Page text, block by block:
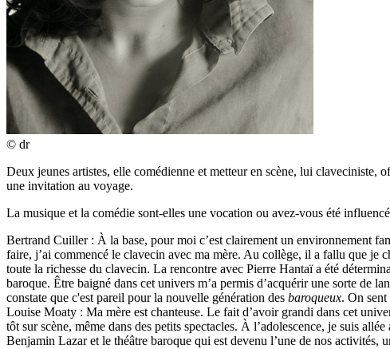
© dr
Deux jeunes artistes, elle comédienne et metteur en scène, lui claveciniste,
une invitation au voyage.
La musique et la comédie sont-elles une vocation ou avez-vous été
Bertrand Cuiller : À la base, pour moi c’est clairement un environnement
faire, j’ai commencé le clavecin avec ma mère. Au collège, il a fallu que je
toute la richesse du clavecin. La rencontre avec Pierre Hantaï a été
baroque. Être baigné dans cet univers m’a permis d’acquérir une sorte de
constate que c'est pareil pour la nouvelle génération des baroqueux. On
Louise Moaty : Ma mère est chanteuse. Le fait d’avoir grandi dans cet
tôt sur scène, même dans des petits spectacles. À l’adolescence, je suis
Benjamin Lazar et le théâtre baroque qui est devenu l’une de nos activités,